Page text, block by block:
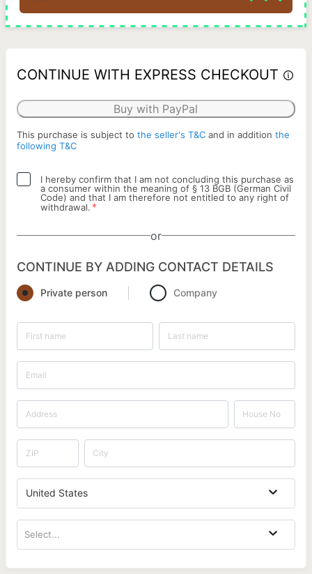
CONTINUE WITH EXPRESS CHECKOUT
Buy with PayPal
This purchase is subject to the seller's T&C and in addition the
following T&C
I hereby confirm that I am not concluding this purchase as
a consumer within the meaning of § 13 BGB (German Civil
Code) and that I am therefore not entitled to any right of
withdrawal. *
or
CONTINUE BY ADDING CONTACT DETAILS
Private person Company
United States
Select...